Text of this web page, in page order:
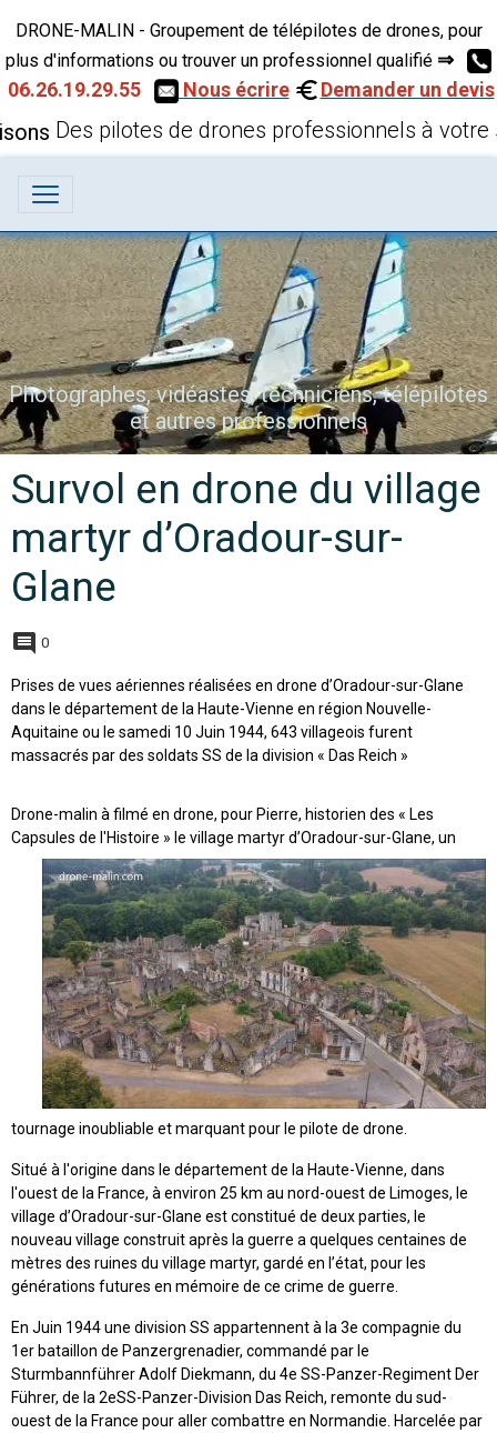
DRONE-MALIN - Groupement de télépilotes de drones, pour
plus d'informations ou trouver un professionnel qualifié ⇒
06.26.19.29.55
Nous écrire Demander un devis
Des pilotes de drones professionnels à votre
Vues aériennes par drone
Survol en drone du village
martyr d’Oradour-sur-
Glane
0
Prises de vues aériennes réalisées en drone d’Oradour-sur-Glane
dans le département de la Haute-Vienne en région Nouvelle-
Aquitaine ou le samedi 10 Juin 1944, 643 villageois furent
massacrés par des soldats SS de la division « Das Reich »
Drone-malin à filmé en drone, pour Pierre, historien des « Les
Capsules de l'Histoire » le village martyr d’Oradour-sur-Glane, un
tournage inoubliable et marquant pour le pilote de drone.
Situé à l'origine dans le département de la Haute-Vienne, dans
l'ouest de la France, à environ 25 km au nord-ouest de Limoges, le
village d’Oradour-sur-Glane est constitué de deux parties, le
nouveau village construit après la guerre a quelques centaines de
mètres des ruines du village martyr, gardé en l’état, pour les
générations futures en mémoire de ce crime de guerre.
En Juin 1944 une division SS appartennent à la 3e compagnie du
1er bataillon de Panzergrenadier, commandé par le
Sturmbannführer Adolf Diekmann, du 4e SS-Panzer-Regiment Der
Führer, de la 2eSS-Panzer-Division Das Reich, remonte du sud-
ouest de la France pour aller combattre en Normandie. Harcelée par